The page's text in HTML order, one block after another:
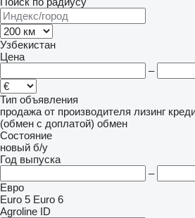
Узбекистан
Цена
–
Тип объявления
продажа от производителя лизинг
(обмен с доплатой) обмен
Состояние
новый б/у
Год выпуска
–
Евро
Euro 5 Euro 6
Agroline ID